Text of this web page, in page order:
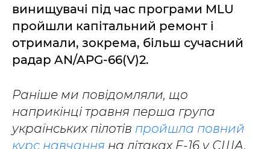
винищувачі під час програми MLU
пройшли капітальний ремонт і
отримали, зокрема, більш сучасний
радар AN/APG-66(V)2.
Раніше ми повідомляли, що
наприкінці травня перша група
українських пілотів пройшла повний
курс навчання на літаках F-16 у США.